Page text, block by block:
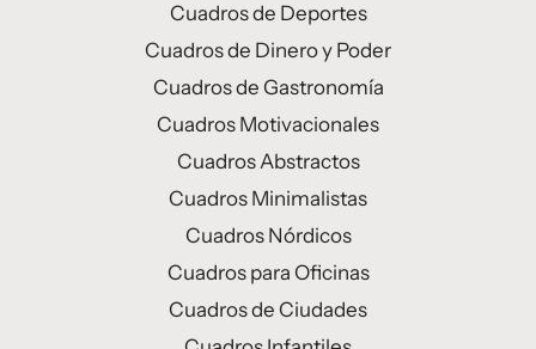
Cuadros de Deportes
Cuadros de Dinero y Poder
Cuadros de Gastronomía
Cuadros Motivacionales
Cuadros Abstractos
Cuadros Minimalistas
Cuadros Nórdicos
Cuadros para Oficinas
Cuadros de Ciudades